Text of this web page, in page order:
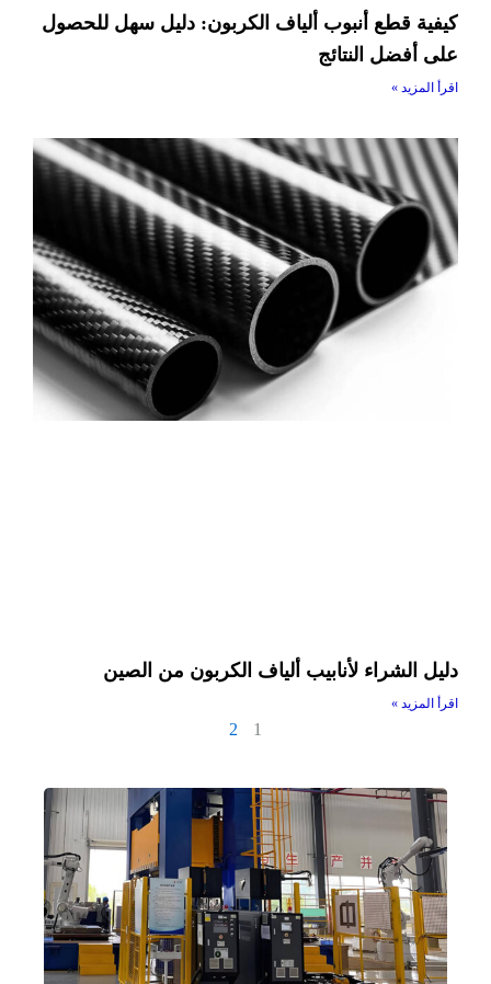
كيفية قطع أنبوب ألياف الكربون: دليل سهل للحصول
على أفضل النتائج
اقرأ المزيد »
دليل الشراء لأنابيب ألياف الكربون من الصين
اقرأ المزيد »
1
2